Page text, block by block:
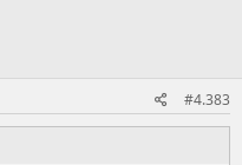
#4.383